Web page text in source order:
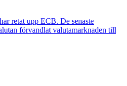
retat upp ECB. De senaste
förvandlat valutamarknaden till